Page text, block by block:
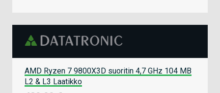
AMD Ryzen 7 9800X3D suoritin 4,7 GHz 104 MB
L2 & L3 Laatikko